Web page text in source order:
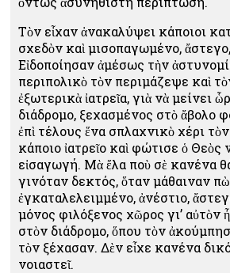
Τὸν εἶχαν ἀνακαλύψει κάποιοι
σχεδὸν καὶ μισοπαγωμένο,
Εἰδοποίησαν ἀμέσως τὴν
περιπολικὸ τὸν περιμάζεψε καὶ
ἐξωτερικὰ ἰατρεῖα, γιὰ νὰ μείνει
διάδρομο, ξεχασμένος στὸ ἄβολο
ἐπὶ τέλους ἕνα σπλαχνικὸ χέρι
κάποιο ἰατρεῖο καὶ φώτισε ὁ Θεὸς
εἰσαγωγή. Μὰ ἔλα ποὺ σὲ κανένα
γινόταν δεκτός, ὅταν μάθαιναν
ἐγκαταλελειμμένο, ἀνέστιο,
μόνος φιλόξενος χῶρος γι’ αὐτὸν
στὸν διάδρομο, ὅπου τὸν
τὸν ξέχασαν. Δὲν εἶχε κανένα
νοιαστεῖ.